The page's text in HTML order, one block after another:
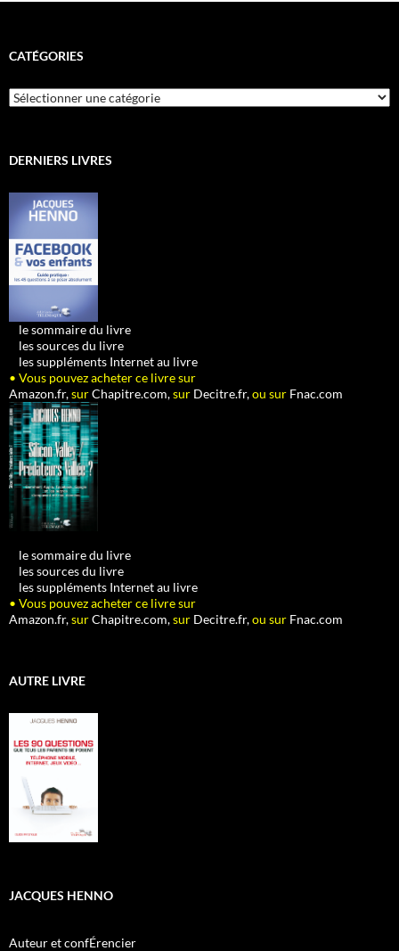
CATÉGORIES
Catégories
DERNIERS LIVRES
le sommaire du livre
les sources du livre
les suppléments Internet au livre
• Vous pouvez acheter ce livre sur
Amazon.fr,surChapitre.com,sur Decitre.fr,ou sur Fnac.com
le sommaire du livre
les sources du livre
les suppléments Internet au livre
• Vous pouvez acheter ce livre sur
Amazon.fr,surChapitre.com,sur Decitre.fr,ou sur Fnac.com
AUTRE LIVRE
JACQUES HENNO
Auteur et confÉrencier